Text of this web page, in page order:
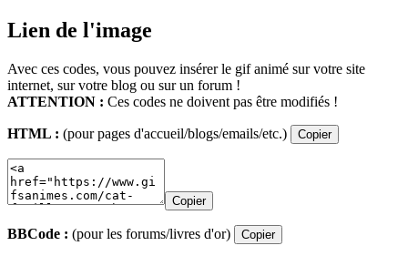
Lien de l'image
Avec ces codes, vous pouvez insérer le gif animé sur votre site
internet, sur votre blog ou sur un forum !
ATTENTION : Ces codes ne doivent pas être modifiés !
HTML : (pour pages d'accueil/blogs/emails/etc.) Copier
Copier
BBCode : (pour les forums/livres d'or) Copier